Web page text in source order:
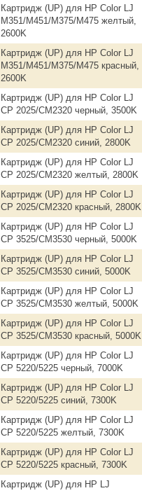
Картридж (UP) для HP Color LJ
M351/M451/M375/M475 желтый,
2600K
Картридж (UP) для HP Color LJ
M351/M451/M375/M475 красный,
2600K
Картридж (UP) для HP Color LJ
CP 2025/CM2320 черный, 3500K
Картридж (UP) для HP Color LJ
CP 2025/CM2320 синий, 2800K
Картридж (UP) для HP Color LJ
CP 2025/CM2320 желтый, 2800K
Картридж (UP) для HP Color LJ
CP 2025/CM2320 красный, 2800K
Картридж (UP) для HP Color LJ
CP 3525/CM3530 черный, 5000K
Картридж (UP) для HP Color LJ
CP 3525/CM3530 синий, 5000K
Картридж (UP) для HP Color LJ
CP 3525/CM3530 желтый, 5000K
Картридж (UP) для HP Color LJ
CP 3525/CM3530 красный, 5000K
Картридж (UP) для HP Color LJ
CP 5220/5225 черный, 7000K
Картридж (UP) для HP Color LJ
CP 5220/5225 синий, 7300K
Картридж (UP) для HP Color LJ
CP 5220/5225 желтый, 7300K
Картридж (UP) для HP Color LJ
CP 5220/5225 красный, 7300K
Картридж (UP) для HP LJ